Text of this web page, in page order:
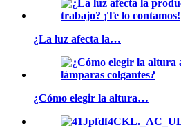
¿La luz afecta la…
¿Cómo elegir la altura…